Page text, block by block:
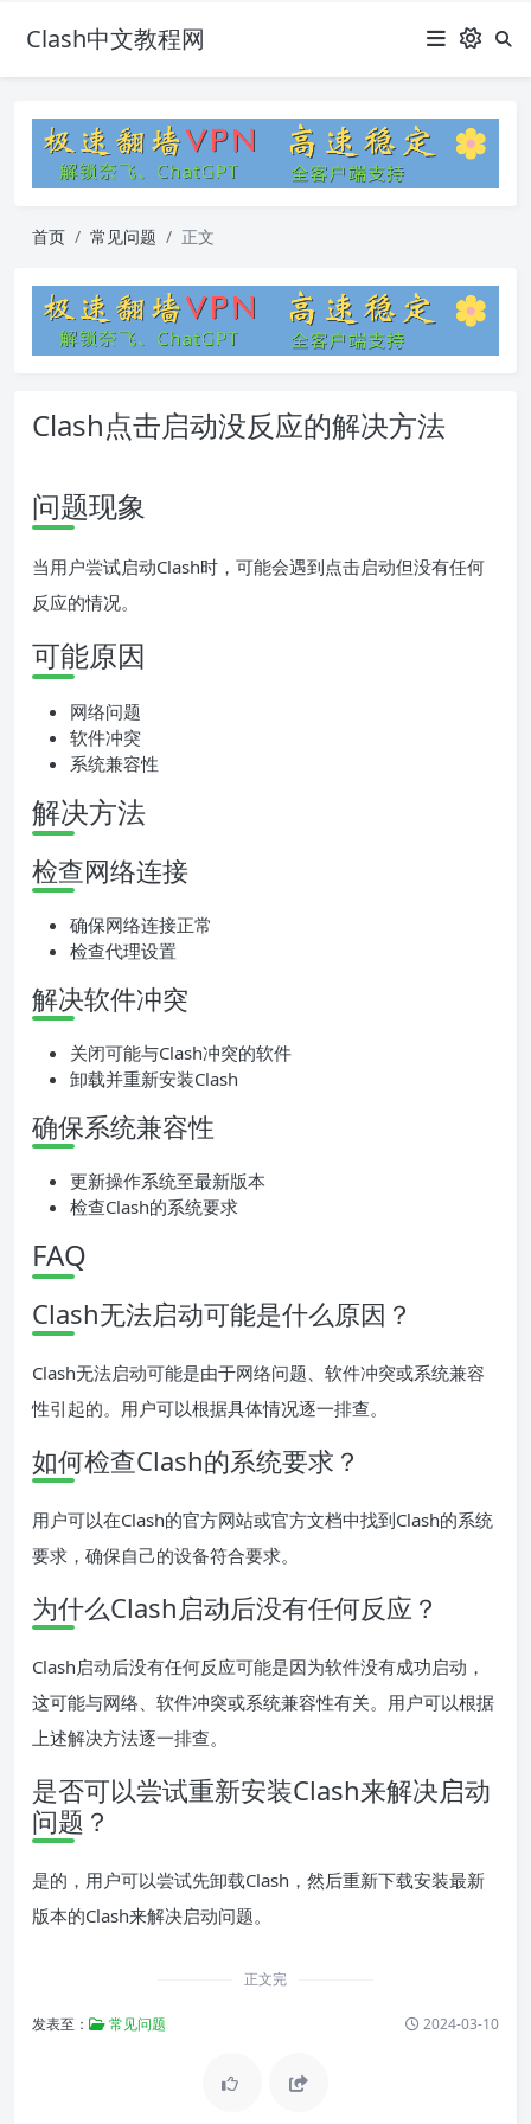
Clash中文教程网
首页 常见问题 正文
Clash点击启动没反应的解决方法
问题现象
当用户尝试启动Clash时，可能会遇到点击启动但没有任何
反应的情况。
可能原因
网络问题
软件冲突
系统兼容性
解决方法
检查网络连接
确保网络连接正常
检查代理设置
解决软件冲突
关闭可能与Clash冲突的软件
卸载并重新安装Clash
确保系统兼容性
更新操作系统至最新版本
检查Clash的系统要求
FAQ
Clash无法启动可能是什么原因？
Clash无法启动可能是由于网络问题、软件冲突或系统兼容
性引起的。用户可以根据具体情况逐一排查。
如何检查Clash的系统要求？
用户可以在Clash的官方网站或官方文档中找到Clash的系统
要求，确保自己的设备符合要求。
为什么Clash启动后没有任何反应？
Clash启动后没有任何反应可能是因为软件没有成功启动，
这可能与网络、软件冲突或系统兼容性有关。用户可以根据
上述解决方法逐一排查。
是否可以尝试重新安装Clash来解决启动
问题？
是的，用户可以尝试先卸载Clash，然后重新下载安装最新
版本的Clash来解决启动问题。
正文完
发表至： 常见问题 2024-03-10